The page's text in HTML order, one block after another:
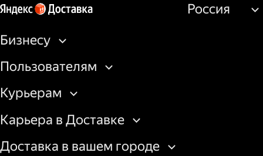
Россия
Бизнесу
Пользователям
Курьерам
Карьера в Доставке
Доставка в вашем городе